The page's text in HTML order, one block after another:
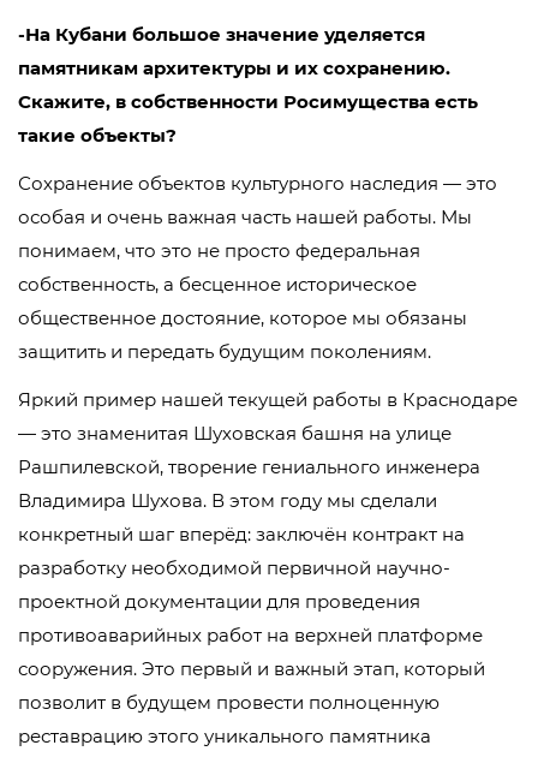
-На Кубани большое значение уделяется
памятникам архитектуры и их сохранению.
Скажите, в собственности Росимущества есть
такие объекты?
Сохранение объектов культурного наследия — это
особая и очень важная часть нашей работы. Мы
понимаем, что это не просто федеральная
собственность, а бесценное историческое
общественное достояние, которое мы обязаны
защитить и передать будущим поколениям.
Яркий пример нашей текущей работы в Краснодаре
— это знаменитая Шуховская башня на улице
Рашпилевской, творение гениального инженера
Владимира Шухова. В этом году мы сделали
конкретный шаг вперёд: заключён контракт на
разработку необходимой первичной научно-
проектной документации для проведения
противоаварийных работ на верхней платформе
сооружения. Это первый и важный этап, который
позволит в будущем провести полноценную
реставрацию этого уникального памятника